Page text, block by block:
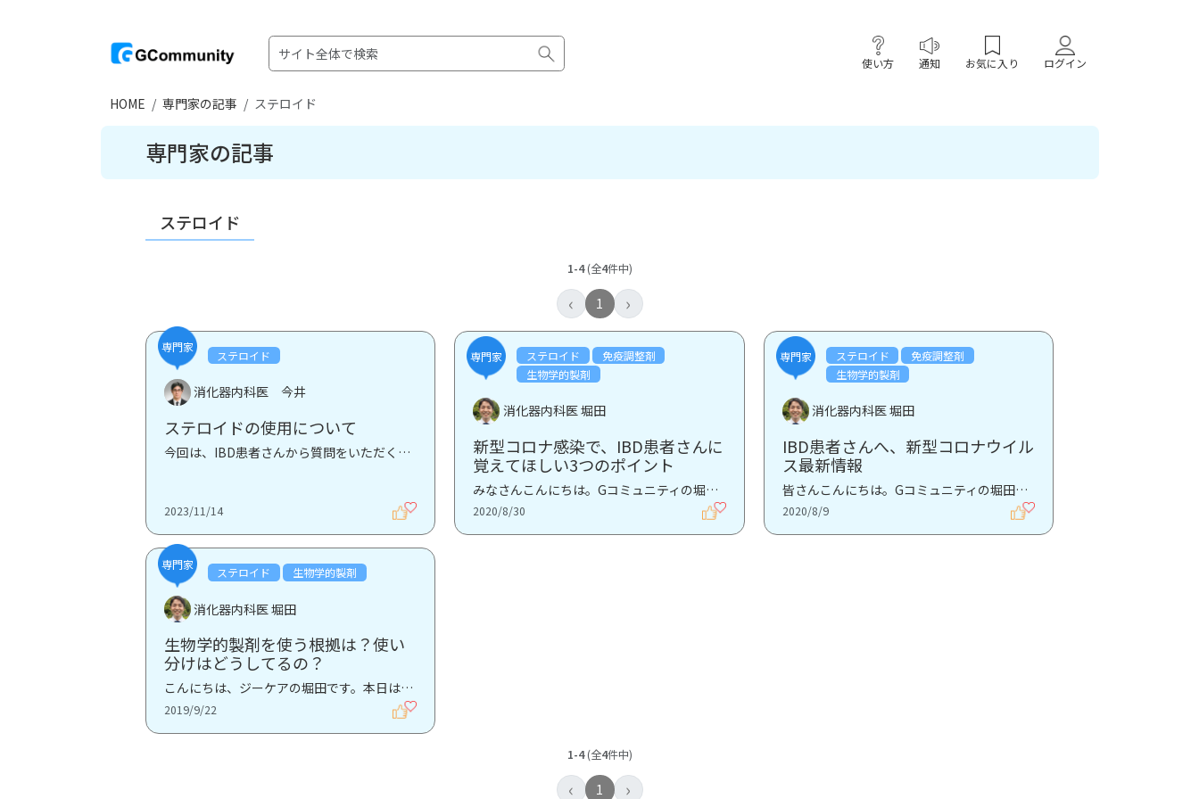
使い方 通知 お気に入り ログイン
HOME 専門家の記事 ステロイド
専門家の記事
ステロイド
1-4(全4件中)
‹ 1 ›
専門家
ステロイド
消化器内科医 今井
ステロイドの使用について
今回は、IBD患者さんから質問をいただくことの多いステロイド製剤についてご説明したいと思います。ステ...
2023/11/14
専門家 ステロイド
免疫調整剤
生物学的製剤
消化器内科医 堀田
新型コロナ感染で、IBD患者さんに
覚えてほしい3つのポイント
みなさんこんにちは。Gコミュニティの堀田です。 これまでもIBD患者さんに知っておいてほしい新型コロナ...
2020/8/30
専門家 ステロイド
免疫調整剤
生物学的製剤
消化器内科医 堀田
IBD患者さんへ、新型コロナウイル
ス最新情報
皆さんこんにちは。Gコミュニティの堀田です。 私の住む東京では梅雨が明けて連日の暑さが続いており、...
2020/8/9
専門家
ステロイド 生物学的製剤
消化器内科医 堀田
生物学的製剤を使う根拠は？使い
分けはどうしてるの？
こんにちは、ジーケアの堀田です。本日はレミケードR、ヒュミラRなどのいわゆる生物学的製剤に関する皆...
2019/9/22
1-4(全4件中)
‹ 1 ›